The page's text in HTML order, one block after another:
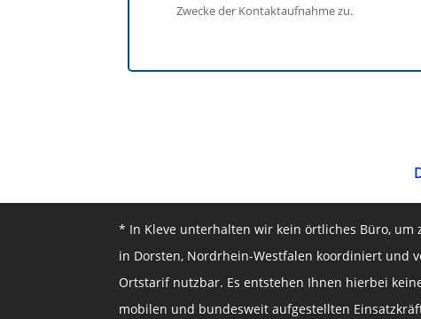
Zwecke der Kontaktaufnahme zu.
* In Kleve unterhalten wir kein örtliches Büro, um
in Dorsten, Nordrhein-Westfalen koordiniert und
Ortstarif nutzbar. Es entstehen Ihnen hierbei
mobilen und bundesweit aufgestellten